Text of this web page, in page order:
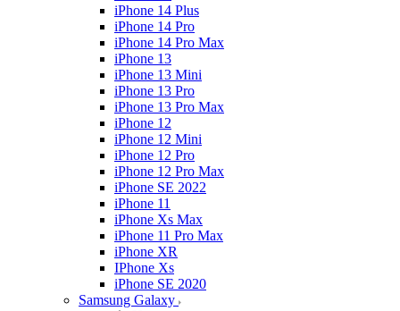
iPhone 14 Plus
iPhone 14 Pro
iPhone 14 Pro Max
iPhone 13
iPhone 13 Mini
iPhone 13 Pro
iPhone 13 Pro Max
iPhone 12
iPhone 12 Mini
iPhone 12 Pro
iPhone 12 Pro Max
iPhone SE 2022
iPhone 11
iPhone Xs Max
iPhone 11 Pro Max
iPhone XR
IPhone Xs
iPhone SE 2020
Samsung Galaxy